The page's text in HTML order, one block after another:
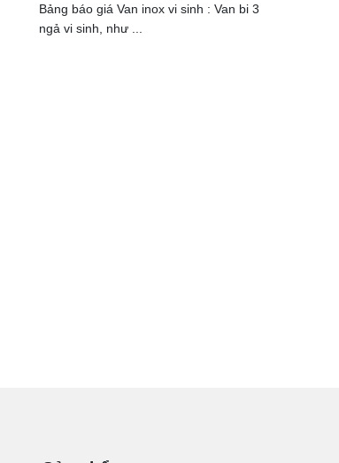
Bảng báo giá Van inox vi sinh : Van bi 3
ngả vi sinh, như ...